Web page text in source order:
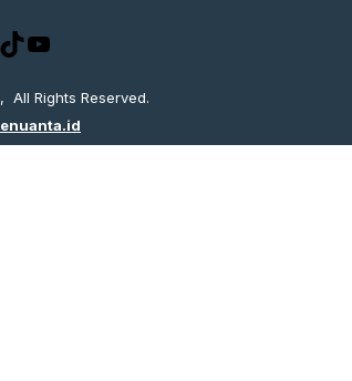
TikTok
YouTube
, All Rights Reserved.